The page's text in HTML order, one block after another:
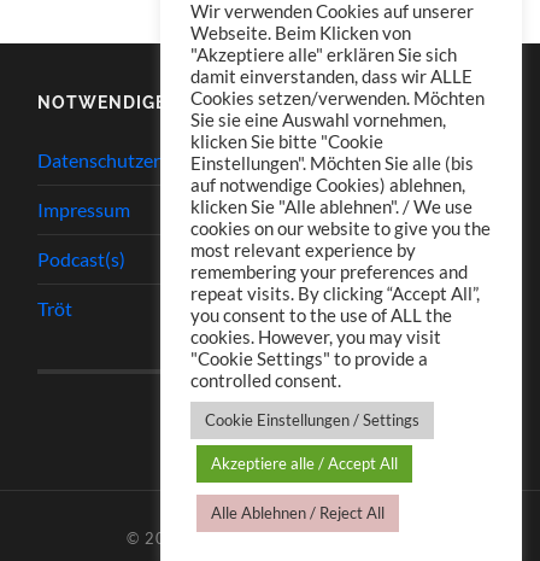
NOTWENDIGES
Datenschutzerklärung
Impressum
Podcast(s)
Tröt
© 2026 TJ.S PODCASTS —HOCH ↑
Wir verwenden Cookies auf unserer
Webseite. Beim Klicken von
"Akzeptiere alle" erklären Sie sich
damit einverstanden, dass wir ALLE
Cookies setzen/verwenden. Möchten
Sie sie eine Auswahl vornehmen,
klicken Sie bitte "Cookie
Einstellungen". Möchten Sie alle (bis
auf notwendige Cookies) ablehnen,
klicken Sie "Alle ablehnen". / We use
cookies on our website to give you the
most relevant experience by
remembering your preferences and
repeat visits. By clicking “Accept All”,
you consent to the use of ALL the
cookies. However, you may visit
"Cookie Settings" to provide a
controlled consent.
Cookie Einstellungen / Settings
Akzeptiere alle / Accept All
Alle Ablehnen / Reject All